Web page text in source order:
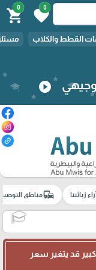
0
favorite
0
shopping_cart
القطط والكلاب
play_circle
آراء زبائننا commuteمناطق
قد يتغير سعر